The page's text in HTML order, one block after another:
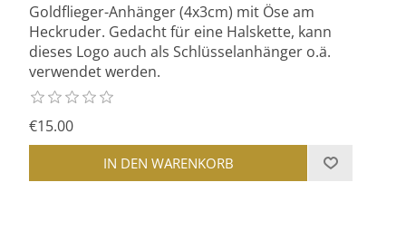
Goldflieger-Anhänger (4x3cm) mit Öse am
Heckruder. Gedacht für eine Halskette, kann
dieses Logo auch als Schlüsselanhänger o.ä.
verwendet werden.
€15.00